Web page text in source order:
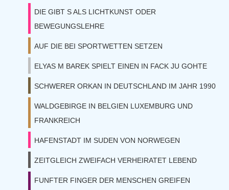
DIE GIBT S ALS LICHTKUNST ODER
BEWEGUNGSLEHRE
AUF DIE BEI SPORTWETTEN SETZEN
ELYAS M BAREK SPIELT EINEN IN FACK JU GOHTE
SCHWERER ORKAN IN DEUTSCHLAND IM JAHR 1990
WALDGEBIRGE IN BELGIEN LUXEMBURG UND
FRANKREICH
HAFENSTADT IM SUDEN VON NORWEGEN
ZEITGLEICH ZWEIFACH VERHEIRATET LEBEND
FUNFTER FINGER DER MENSCHEN GREIFEN